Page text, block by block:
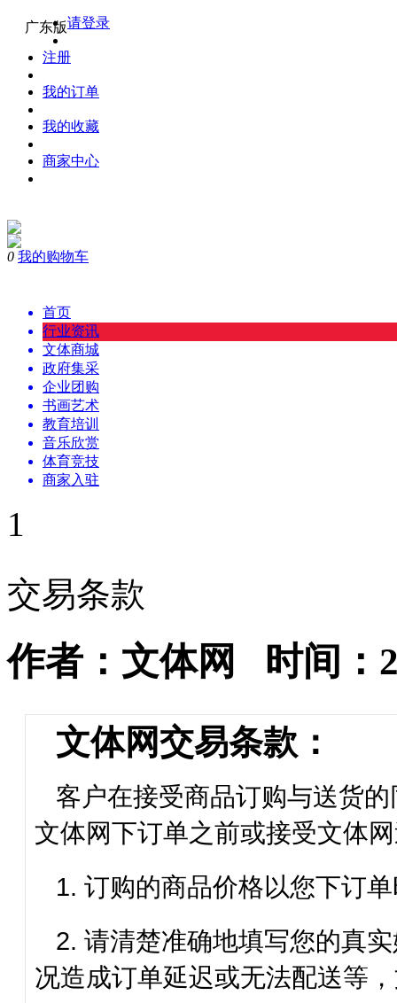
广东版请登录
注册
我的订单
我的收藏
商家中心
0 我的购物车
首页
行业资讯
文体商城
政府集采
企业团购
书画艺术
教育培训
音乐欣赏
体育竞技
商家入驻
1
交易条款
作者：文体网 时间：
文体网交易条款：
客户在接受商品订购与送货
文体网下订单之前或接受文体
1. 订购的商品价格以您下订
2. 请清楚准确地填写您的真
况造成订单延迟或无法配送等，